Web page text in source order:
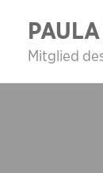
Inhalt
springen
Mitglied